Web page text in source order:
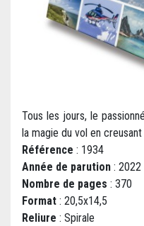
Tous les jours, le
la magie du vol en
Référence : 1934
Année de parution : 2022
Nombre de pages : 370
Format : 20,5x14,5
Reliure : Spirale